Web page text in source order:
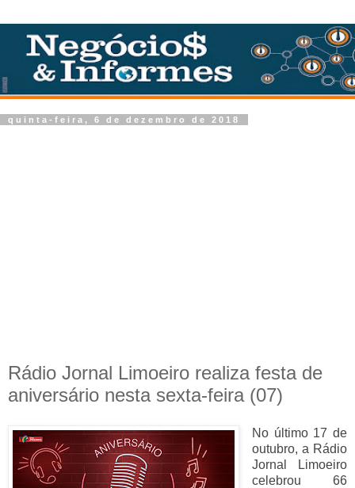
quinta-feira, 6 de dezembro de 2018
Rádio Jornal Limoeiro realiza festa de
aniversário nesta sexta-feira (07)
No último 17 de
outubro, a Rádio
Jornal Limoeiro
celebrou 66